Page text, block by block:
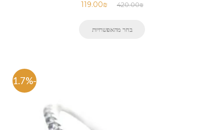
420.00₪
119.00₪
בחר מהאפשרויות
-71.7%